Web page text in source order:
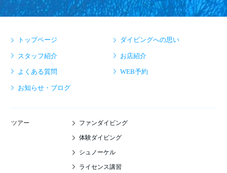
トップページ ダイビングへの思い
スタッフ紹介 お店紹介
よくある質問 WEB予約
お知らせ・ブログ
ツアー ファンダイビング
体験ダイビング
シュノーケル
ライセンス講習